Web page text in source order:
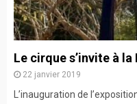
Le cirque s’invite à
22 janvier 2019
L’inauguration de